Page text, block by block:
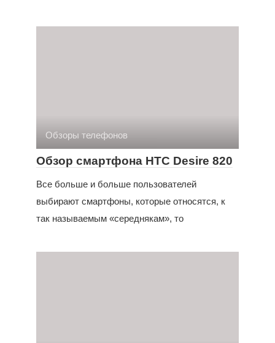
Обзоры телефонов
Обзор смартфона HTC Desire 820
Все больше и больше пользователей
выбирают смартфоны, которые относятся, к
так называемым «середнякам», то